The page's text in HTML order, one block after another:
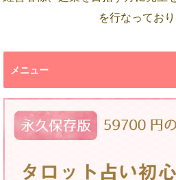
を行なっており
メニュー